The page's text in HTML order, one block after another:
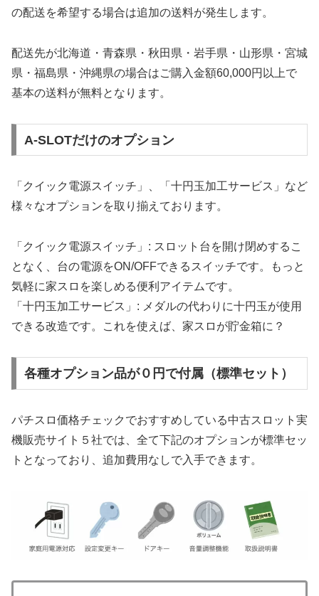
の配送を希望する場合は追加の送料が発生します。
配送先が北海道・青森県・秋田県・岩手県・山形県・宮城
県・福島県・沖縄県の場合はご購入金額60,000円以上で
基本の送料が無料となります。
A-SLOTだけのオプション
「クイック電源スイッチ」、「十円玉加工サービス」など
様々なオプションを取り揃えております。
「クイック電源スイッチ」: スロット台を開け閉めするこ
となく、台の電源をON/OFFできるスイッチです。もっと
気軽に家スロを楽しめる便利アイテムです。
「十円玉加工サービス」: メダルの代わりに十円玉が使用
できる改造です。これを使えば、家スロが貯金箱に？
各種オプション品が０円で付属（標準セット）
パチスロ価格チェックでおすすめしている中古スロット実
機販売サイト５社では、全て下記のオプションが標準セッ
トとなっており、追加費用なしで入手できます。